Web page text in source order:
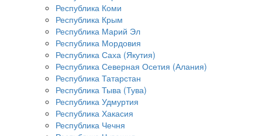
Республика Коми
Республика Крым
Республика Марий Эл
Республика Мордовия
Республика Саха (Якутия)
Республика Северная Осетия (Алания)
Республика Татарстан
Республика Тыва (Тува)
Республика Удмуртия
Республика Хакасия
Республика Чечня